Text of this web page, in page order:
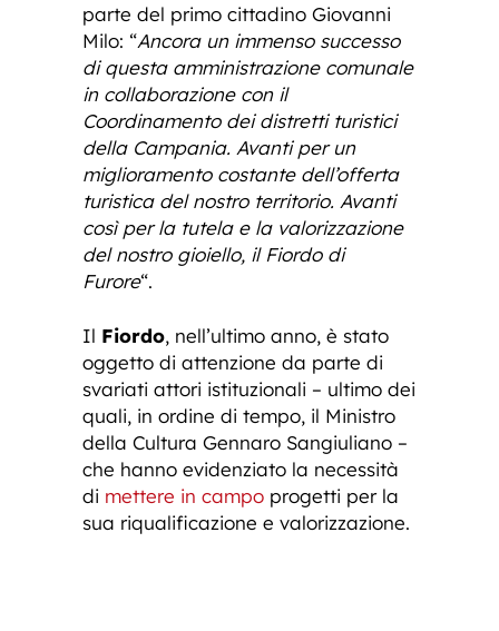
parte del primo cittadino Giovanni
Milo: “Ancora un immenso successo
di questa amministrazione comunale
in collaborazione con il
Coordinamento dei distretti turistici
della Campania. Avanti per un
miglioramento costante dell’offerta
turistica del nostro territorio. Avanti
così per la tutela e la valorizzazione
del nostro gioiello, il Fiordo di
Furore“.
Il Fiordo, nell’ultimo anno, è stato
oggetto di attenzione da parte di
svariati attori istituzionali – ultimo dei
quali, in ordine di tempo, il Ministro
della Cultura Gennaro Sangiuliano –
che hanno evidenziato la necessità
di mettere in campo progetti per la
sua riqualificazione e valorizzazione.